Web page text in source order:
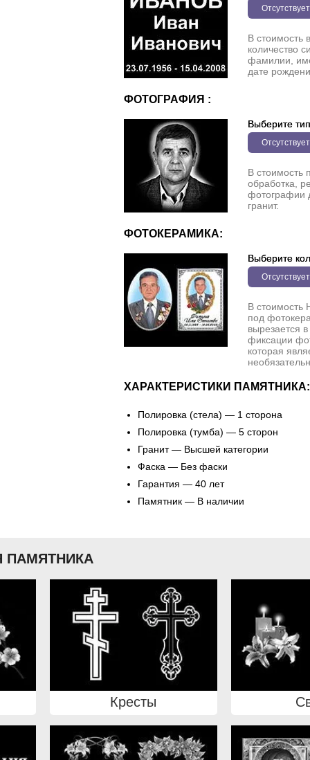
Отсутствует
В стоимость
количество
фамилии,
дате
ФОТОГРАФИЯ :
Выберите тип
Отсутствует
В стоимость
обработка,
фотографии
гранит.
ФОТОКЕРАМИКА:
Выберите
Отсутствует
В стоимость
под
вырезается
фиксации
которая
ХАРАКТЕРИСТИКИ ПАМЯТНИКА:
Полировка (стела) — 1 сторона
Полировка (тумба) — 5 сторон
Гранит — Высшей категории
Фаска — Без фаски
Гарантия — 40 лет
Памятник — В наличии
ПАМЯТНИКА
Кресты